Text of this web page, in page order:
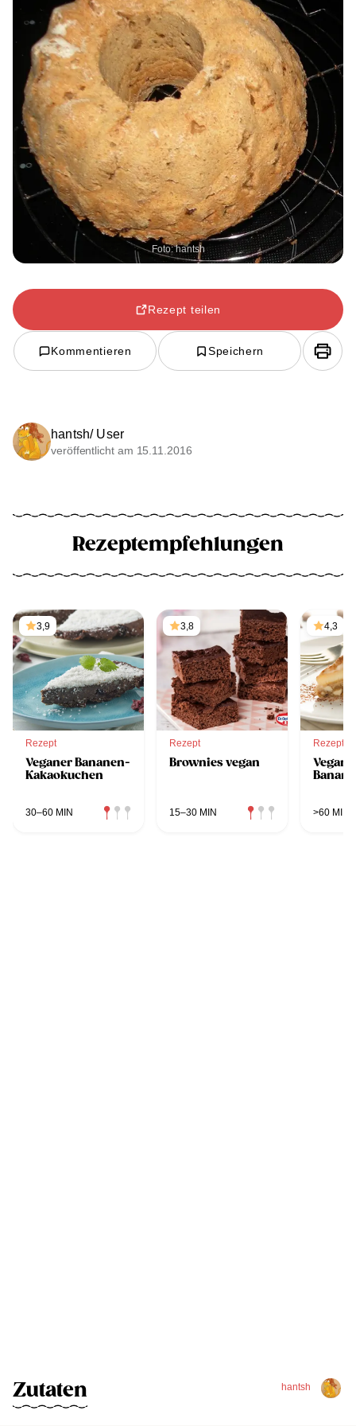
Foto: hantsh
Rezept teilen
Kommentieren Speichern
hantsh/ User
veröffentlicht am 15.11.2016
Rezeptempfehlungen
3,9
Rezept
Veganer Bananen-
Kakaokuchen
30–60 MIN
3,8
Rezept
Brownies vegan
15–30 MIN
4,3
Rezept
Vegane
>60 MIN
hantsh
Zutaten